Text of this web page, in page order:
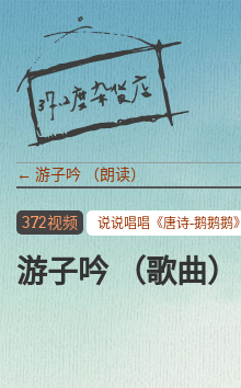
← 游子吟 （朗读）
372视频 说说唱唱《唐诗-鹅鹅鹅》
游子吟 （歌曲）